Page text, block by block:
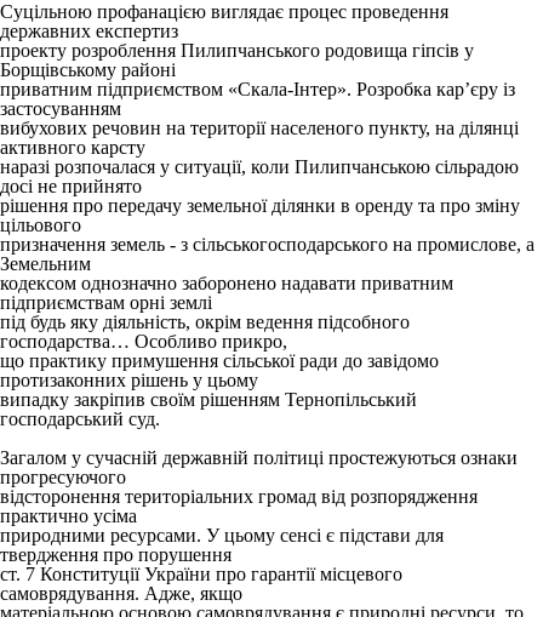
Суцільною профанацією виглядає процес проведення
державних експертиз
проекту розроблення Пилипчанського родовища гіпсів у
Борщівському районі
приватним підприємством «Скала-Інтер». Розробка кар’єру із
застосуванням
вибухових речовин на території населеного пункту, на ділянці
активного карсту
наразі розпочалася у ситуації, коли Пилипчанською сільрадою
досі не прийнято
рішення про передачу земельної ділянки в оренду та про зміну
цільового
призначення земель - з сільськогосподарського на промислове, а
Земельним
кодексом однозначно заборонено надавати приватним
підприємствам орні землі
під будь яку діяльність, окрім ведення підсобного
господарства… Особливо прикро,
що практику примушення сільської ради до завідомо
протизаконних рішень у цьому
випадку закріпив своїм рішенням Тернопільський
господарський суд.
Загалом у сучасній державній політиці простежуються ознаки
прогресуючого
відсторонення територіальних громад від розпорядження
практично усіма
природними ресурсами. У цьому сенсі є підстави для
твердження про порушення
ст. 7 Конституції України про гарантії місцевого
самоврядування. Адже, якщо
матеріальною основою самоврядування є природні ресурси, то